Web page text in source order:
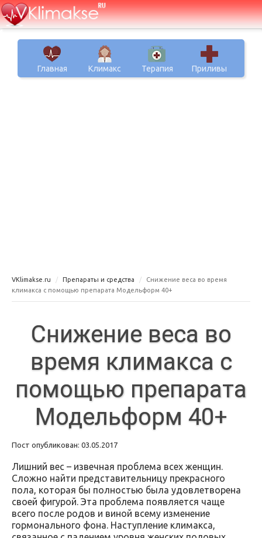
Главная Климакс Терапия Приливы
VKlimakse.ru Препараты и средства
Снижение веса во время
климакса с помощью препарата Модельформ 40+
Снижение веса во
время климакса с
помощью препарата
Модельформ 40+
Пост опубликован: 03.05.2017
Лишний вес – извечная проблема всех женщин.
Сложно найти представительницу прекрасного
пола, которая бы полностью была удовлетворена
своей фигурой. Эта проблема появляется чаще
всего после родов и виной всему изменение
гормонального фона. Наступление климакса,